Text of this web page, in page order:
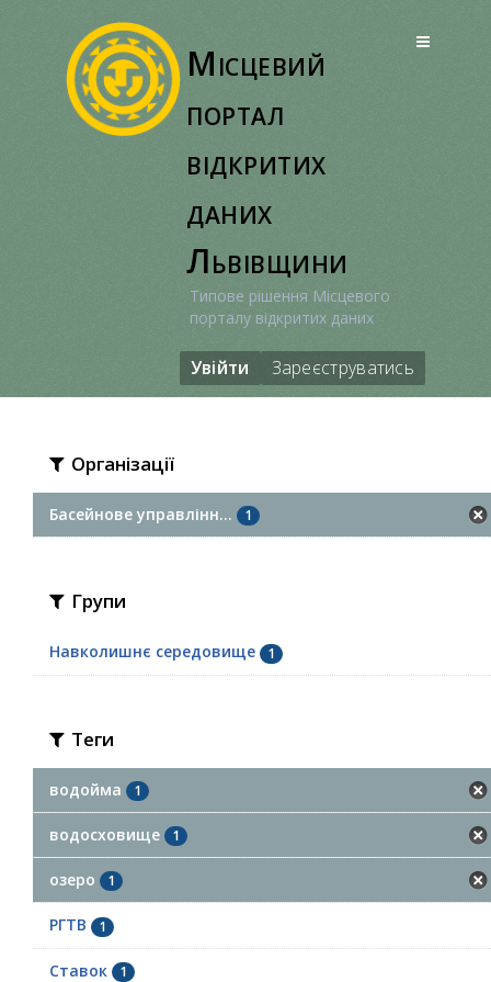
Місцевий
портал
відкритих
даних
Львівщини
Типове рішення Місцевого
порталу відкритих даних
Увійти Зареєструватись
Організації
Басейнове управлінн... 1
Групи
Навколишнє середовище 1
Теги
водойма 1
водосховище 1
озеро 1
РГТВ 1
Ставок 1